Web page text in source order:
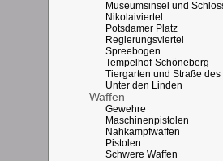
Museumsinsel und
Nikolaiviertel
Potsdamer Platz
Regierungsviertel
Spreebogen
Tempelhof-Schöneberg
Tiergarten und Straße des
Unter den Linden
Waffen
Gewehre
Maschinenpistolen
Nahkampfwaffen
Pistolen
Schwere Waffen